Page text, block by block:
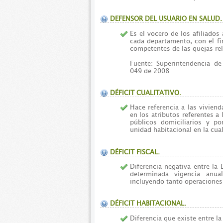
DEFENSOR DEL USUARIO EN SALUD.
Es el vocero de los afiliados
cada departamento, con el
competentes de las quejas
Fuente: Superintendencia
049 de 2008
DÉFICIT CUALITATIVO.
Hace referencia a las
en los atributos referentes a
públicos domiciliarios y
unidad habitacional en la
DÉFICIT FISCAL.
Diferencia negativa entre la
determinada vigencia
incluyendo tanto
DÉFICIT HABITACIONAL.
Diferencia que existe entre